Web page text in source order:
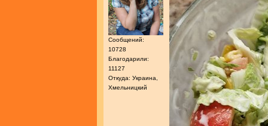
Сообщений:
10728
Благодарили:
11127
Откуда: Украина,
Хмельницкий